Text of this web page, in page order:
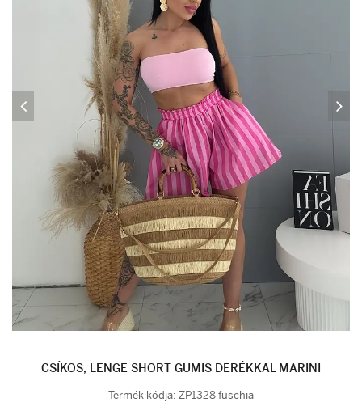
CSÍKOS, LENGE SHORT GUMIS DERÉKKAL MARINI
Termék kódja: ZP1328 fuschia